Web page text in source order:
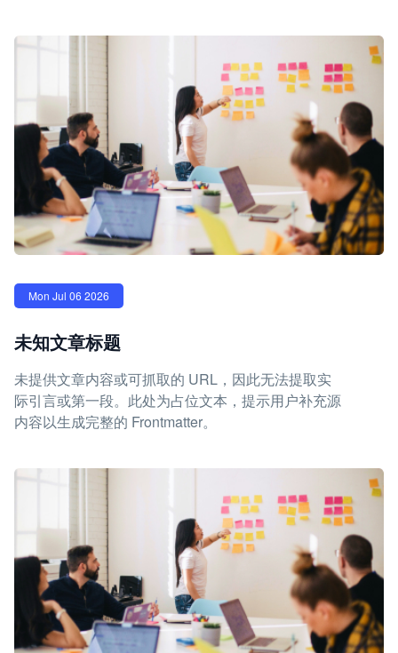
Mon Jul 06 2026
未知文章标题
未提供文章内容或可抓取的 URL，因此无法提取实
际引言或第一段。此处为占位文本，提示用户补充源
内容以生成完整的 Frontmatter。